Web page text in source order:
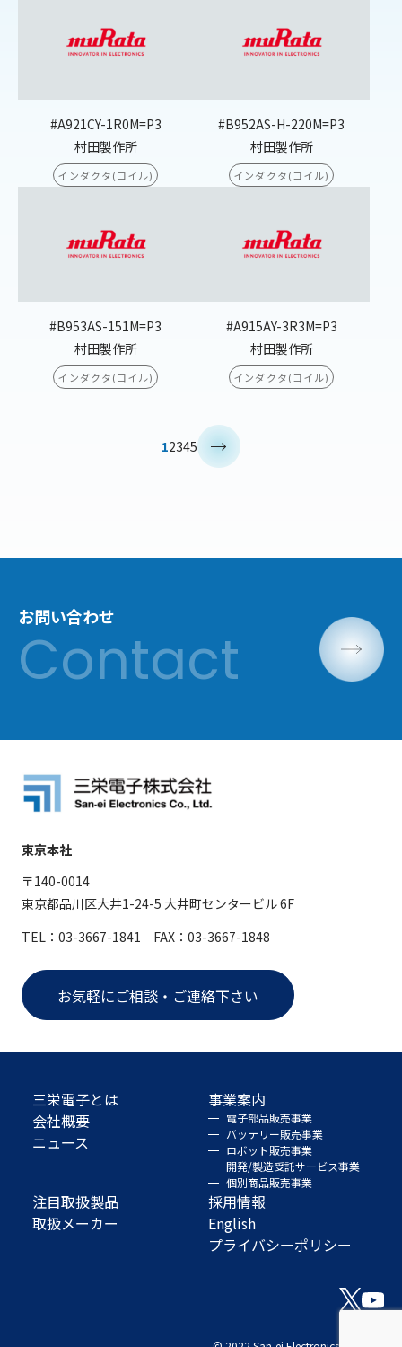
#A921CY-1R0M=P3
村田製作所
インダクタ(コイル)
#B952AS-H-220M=P3
村田製作所
インダクタ(コイル)
#B953AS-151M=P3
村田製作所
インダクタ(コイル)
#A915AY-3R3M=P3
村田製作所
インダクタ(コイル)
12345
お問い合わせ
東京本社
〒140-0014
東京都品川区大井1-24-5 大井町センタービル 6F
TEL：03-3667-1841 FAX：03-3667-1848
お気軽にご相談・ご連絡下さい
三栄電子とは
会社概要
ニュース
事業案内
電子部品販売事業
バッテリー販売事業
ロボット販売事業
開発/製造受託サービス事業
個別商品販売事業
注目取扱製品
取扱メーカー
採用情報
English
プライバシーポリシー